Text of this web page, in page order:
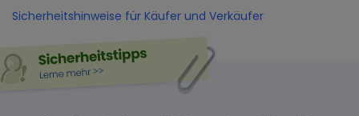
Sicherheitshinweise für Käufer und Verkäufer